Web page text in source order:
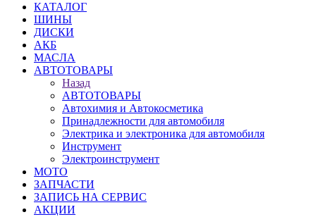
КАТАЛОГ
ШИНЫ
ДИСКИ
АКБ
МАСЛА
АВТОТОВАРЫ
Назад
АВТОТОВАРЫ
Автохимия и Автокосметика
Принадлежности для автомобиля
Электрика и электроника для автомобиля
Инструмент
Электроинструмент
МОТО
ЗАПЧАСТИ
ЗАПИСЬ НА СЕРВИС
АКЦИИ